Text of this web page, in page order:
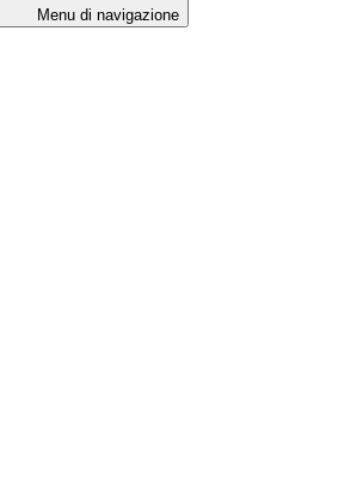
Menu di navigazione